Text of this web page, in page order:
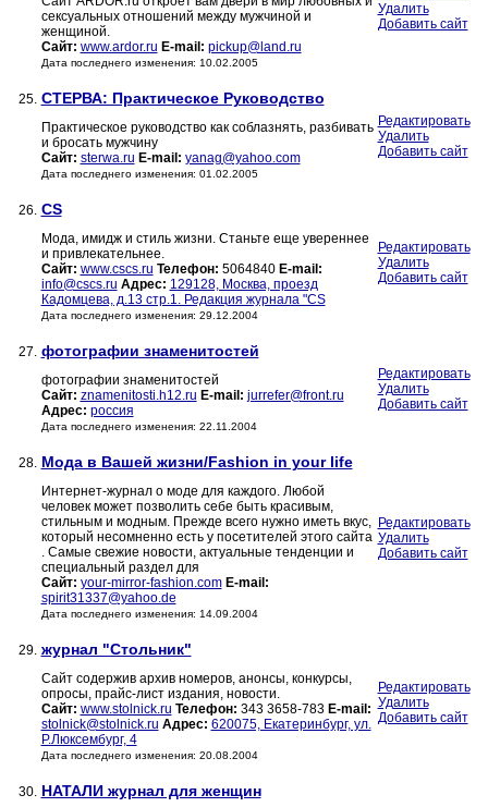
сексуальных отношений между мужчиной и
женщиной.
Сайт: www.ardor.ru E-mail: pickup@land.ru
Дата последнего изменения: 10.02.2005
Удалить
Добавить сайт
25. СТЕРВА: Практическое Руководство
Практическое руководство как соблазнять, разбивать
и бросать мужчину
Сайт: sterwa.ru E-mail: yanag@yahoo.com
Дата последнего изменения: 01.02.2005
Редактировать
Удалить
Добавить сайт
26. CS
Мода, имидж и стиль жизни. Станьте еще увереннее
и привлекательнее.
Сайт: www.cscs.ru Телефон: 5064840 E-mail:
info@cscs.ru Адрес: 129128, Москва, проезд
Кадомцева, д.13 стр.1. Редакция журнала "CS
Дата последнего изменения: 29.12.2004
Редактировать
Удалить
Добавить сайт
27. фотографии знаменитостей
фотографии знаменитостей
Сайт: znamenitosti.h12.ru E-mail: jurrefer@front.ru
Адрес: россия
Дата последнего изменения: 22.11.2004
Редактировать
Удалить
Добавить сайт
28. Мода в Вашей жизни/Fashion in your life
Интернет-журнал о моде для каждого. Любой
человек может позволить себе быть красивым,
стильным и модным. Прежде всего нужно иметь вкус,
который несомненно есть у посетителей этого сайта
. Самые свежие новости, актуальные тенденции и
специальный раздел для
Сайт: your-mirror-fashion.com E-mail:
spirit31337@yahoo.de
Дата последнего изменения: 14.09.2004
Редактировать
Удалить
Добавить сайт
29. журнал "Стольник"
Сайт содержив архив номеров, анонсы, конкурсы,
опросы, прайс-лист издания, новости.
Сайт: www.stolnick.ru Телефон: 343 3658-783 E-mail:
stolnick@stolnick.ru Адрес: 620075, Екатеринбург, ул.
Р.Люксембург, 4
Дата последнего изменения: 20.08.2004
Редактировать
Удалить
Добавить сайт
30. НАТАЛИ журнал для женщин